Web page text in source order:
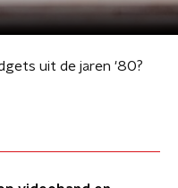
uit de jaren '80?